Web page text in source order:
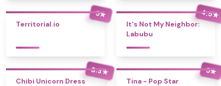
5★
Territorial.io
4.5★
It's Not My Neighbor:
Labubu
3.3★
Chibi Unicorn Dress
5★
Tina - Pop Star